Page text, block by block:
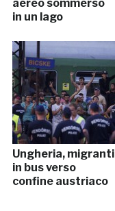
aereo sommerso
in un lago
Ungheria, migranti
in bus verso
confine austriaco